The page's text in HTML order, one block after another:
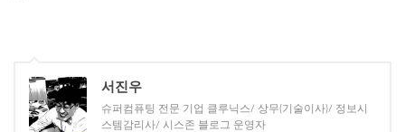
서진우
슈퍼컴퓨팅 전문 기업 클루닉스/ 상무(기술이사)/ 정보시
스템감리사/ 시스존 블로그 운영자